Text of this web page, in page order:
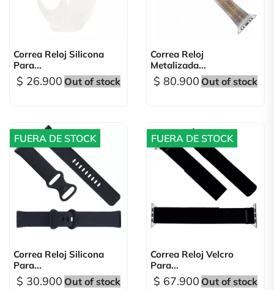
Correa Reloj Silicona
Para...
$ 26.900 Out of stock
Correa Reloj
Metalizada...
$ 80.900 Out of stock
Correa Reloj Silicona
Para...
$ 30.900 Out of stock
FUERA DE STOCK
Correa Reloj Velcro
Para...
$ 67.900 Out of stock
FUERA DE STOCK